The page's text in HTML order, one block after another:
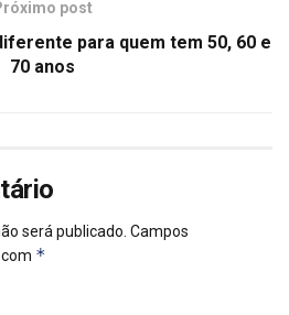
post
para quem tem 50, 60 e
70 anos
será publicado. Campos
*